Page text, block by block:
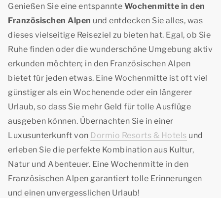
Genießen Sie eine entspannte Wochenmitte in den
Französischen Alpen und entdecken Sie alles, was
dieses vielseitige Reiseziel zu bieten hat. Egal, ob Sie
Ruhe finden oder die wunderschöne Umgebung aktiv
erkunden möchten; in den Französischen Alpen
bietet für jeden etwas. Eine Wochenmitte ist oft viel
günstiger als ein Wochenende oder ein längerer
Urlaub, so dass Sie mehr Geld für tolle Ausflüge
ausgeben können. Übernachten Sie in einer
Luxusunterkunft von Dormio Resorts & Hotels und
erleben Sie die perfekte Kombination aus Kultur,
Natur und Abenteuer. Eine Wochenmitte in den
Französischen Alpen garantiert tolle Erinnerungen
und einen unvergesslichen Urlaub!